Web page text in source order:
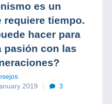
es un
requiere tiempo.
hacer para
pasión con las
2019
3